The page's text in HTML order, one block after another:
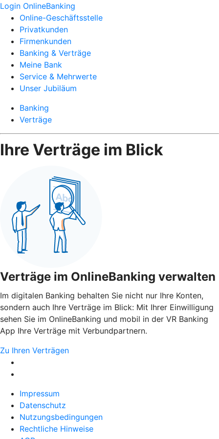
Login OnlineBanking
Online-Geschäftsstelle
Privatkunden
Firmenkunden
Banking & Verträge
Meine Bank
Service & Mehrwerte
Unser Jubiläum
Banking
Verträge
Ihre Verträge im Blick
Verträge im OnlineBanking verwalten
Im digitalen Banking behalten Sie nicht nur Ihre Konten,
sondern auch Ihre Verträge im Blick: Mit Ihrer Einwilligung
sehen Sie im OnlineBanking und mobil in der VR Banking
App Ihre Verträge mit Verbundpartnern.
Zu Ihren Verträgen
Impressum
Datenschutz
Nutzungsbedingungen
Rechtliche Hinweise